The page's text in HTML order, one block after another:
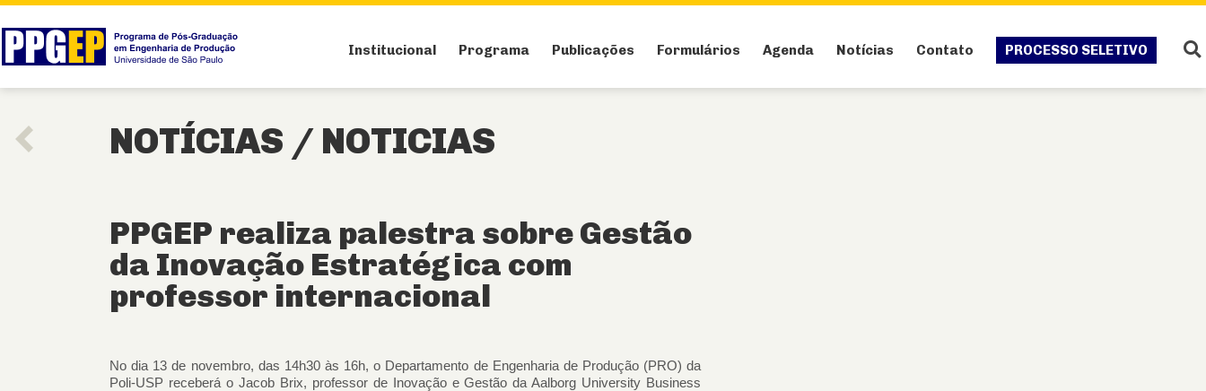
Institucional Programa Publicações Formulários Agenda Notícias Contato PROCESSO SELETIVO
NOTÍCIAS / NOTICIAS
PPGEP realiza palestra sobre Gestão
da Inovação Estratégica com
professor internacional
No dia 13 de novembro, das 14h30 às 16h, o Departamento de Engenharia de Produção (PRO)da
Poli-USP receberá o Jacob Brix, professor de Inovação e Gestão da Aalborg University Business